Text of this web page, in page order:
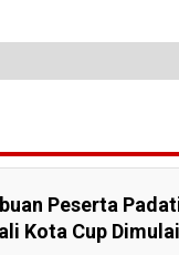
Peserta
Kota Cup Dimulai